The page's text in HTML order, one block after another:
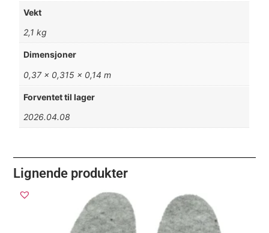
Vekt
2,1 kg
Dimensjoner
0,37 × 0,315 × 0,14 m
Forventet til lager
2026.04.08
Lignende produkter